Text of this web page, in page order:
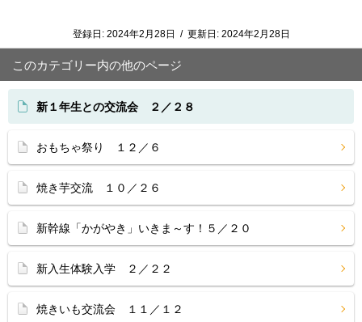
登録日: 2024年2月28日 / 更新日: 2024年2月28日
このカテゴリー内の他のページ
新１年生との交流会 ２／２８
おもちゃ祭り １２／６
焼き芋交流 １０／２６
新幹線「かがやき」いきま～す！５／２０
新入生体験入学 ２／２２
焼きいも交流会 １１／１２